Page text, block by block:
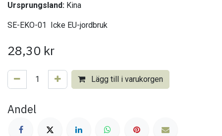
Ursprungsland: Kina
SE-EKO-01 Icke EU-jordbruk
28,30 kr
Lägg till i varukorgen
Andel